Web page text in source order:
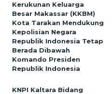
Kerukunan Keluarga
Besar Makassar (KKBM)
Kota Tarakan Mendukung
Kepolisian Negara
Republik Indonesia Tetap
Berada Dibawah
Komando Presiden
Republik Indonesia
KNPI Kaltara Bidang